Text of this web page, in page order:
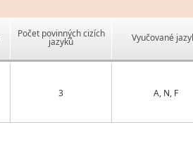
Počet povinných cizích
jazyků Vyučované
3 A, N, F